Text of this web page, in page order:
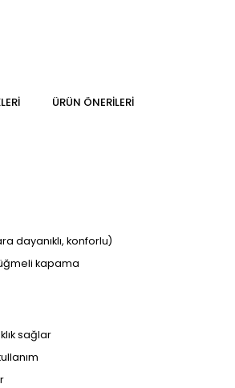
ÜRÜN ÖNERILERI
dayanıklı, konforlu)
kapama
sağlar